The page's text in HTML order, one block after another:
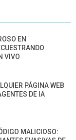
EN
VIVO
PÁGINA WEB
DE IA
MALICIOSO: